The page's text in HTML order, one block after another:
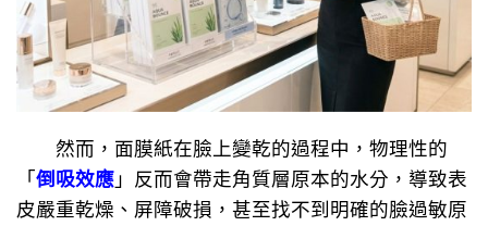
然而，面膜紙在臉上變乾的過程中，物理性的
「 倒吸效應 」反而會帶走角質層原本的水分，導致表
皮嚴重乾燥、屏障破損，甚至找不到明確的臉過敏原